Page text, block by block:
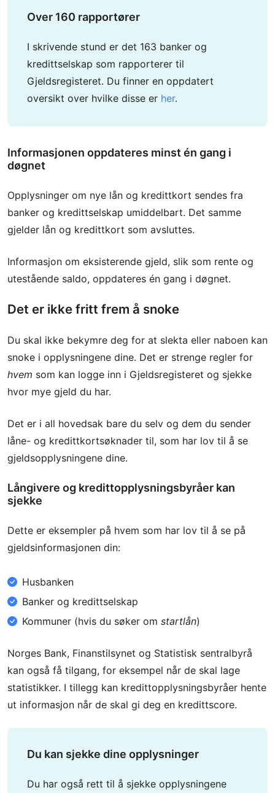
Over 160 rapportører
I skrivende stund er det 163 banker og
kredittselskap som rapporterer til
Gjeldsregisteret. Du finner en oppdatert
oversikt over hvilke disse er her.
Informasjonen oppdateres minst én gang i
døgnet
Opplysninger om nye lån og kredittkort sendes fra
banker og kredittselskap umiddelbart. Det samme
gjelder lån og kredittkort som avsluttes.
Informasjon om eksisterende gjeld, slik som rente og
utestående saldo, oppdateres én gang i døgnet.
Det er ikke fritt frem å snoke
Du skal ikke bekymre deg for at slekta eller naboen kan
snoke i opplysningene dine. Det er strenge regler for
hvem som kan logge inn i Gjeldsregisteret og sjekke
hvor mye gjeld du har.
Det er i all hovedsak bare du selv og dem du sender
låne- og kredittkortsøknader til, som har lov til å se
gjeldsopplysningene dine.
Långivere og kredittopplysningsbyråer kan
sjekke
Dette er eksempler på hvem som har lov til å se på
gjeldsinformasjonen din:
Husbanken
Banker og kredittselskap
Kommuner (hvis du søker om startlån)
Norges Bank, Finanstilsynet og Statistisk sentralbyrå
kan også få tilgang, for eksempel når de skal lage
statistikker. I tillegg kan kredittopplysningsbyråer hente
ut informasjon når de skal gi deg en kredittscore.
Du kan sjekke dine opplysninger
Du har også rett til å sjekke opplysningene